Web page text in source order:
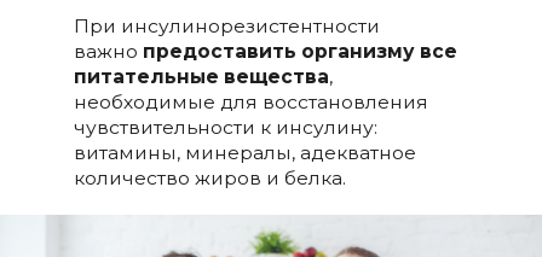
При инсулинорезистентности
важно предоставить организму все
питательные вещества,
необходимые для восстановления
чувствительности к инсулину:
витамины, минералы, адекватное
количество жиров и белка.